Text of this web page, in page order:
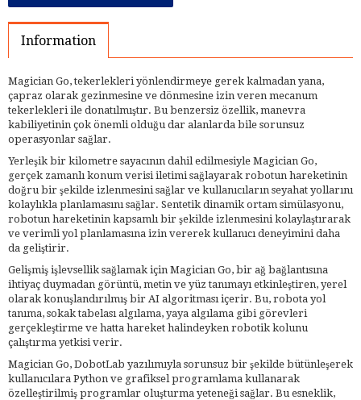
Information
Magician Go, tekerlekleri yönlendirmeye gerek kalmadan yana,
çapraz olarak gezinmesine ve dönmesine izin veren mecanum
tekerlekleri ile donatılmıştır. Bu benzersiz özellik, manevra
kabiliyetinin çok önemli olduğu dar alanlarda bile sorunsuz
operasyonlar sağlar.
Yerleşik bir kilometre sayacının dahil edilmesiyle Magician Go,
gerçek zamanlı konum verisi iletimi sağlayarak robotun hareketinin
doğru bir şekilde izlenmesini sağlar ve kullanıcıların seyahat yollarını
kolaylıkla planlamasını sağlar. Sentetik dinamik ortam simülasyonu,
robotun hareketinin kapsamlı bir şekilde izlenmesini kolaylaştırarak
ve verimli yol planlamasına izin vererek kullanıcı deneyimini daha
da geliştirir.
Gelişmiş işlevsellik sağlamak için Magician Go, bir ağ bağlantısına
ihtiyaç duymadan görüntü, metin ve yüz tanımayı etkinleştiren, yerel
olarak konuşlandırılmış bir AI algoritması içerir. Bu, robota yol
tanıma, sokak tabelası algılama, yaya algılama gibi görevleri
gerçekleştirme ve hatta hareket halindeyken robotik kolunu
çalıştırma yetkisi verir.
Magician Go, DobotLab yazılımıyla sorunsuz bir şekilde bütünleşerek
kullanıcılara Python ve grafiksel programlama kullanarak
özelleştirilmiş programlar oluşturma yeteneği sağlar. Bu esneklik,